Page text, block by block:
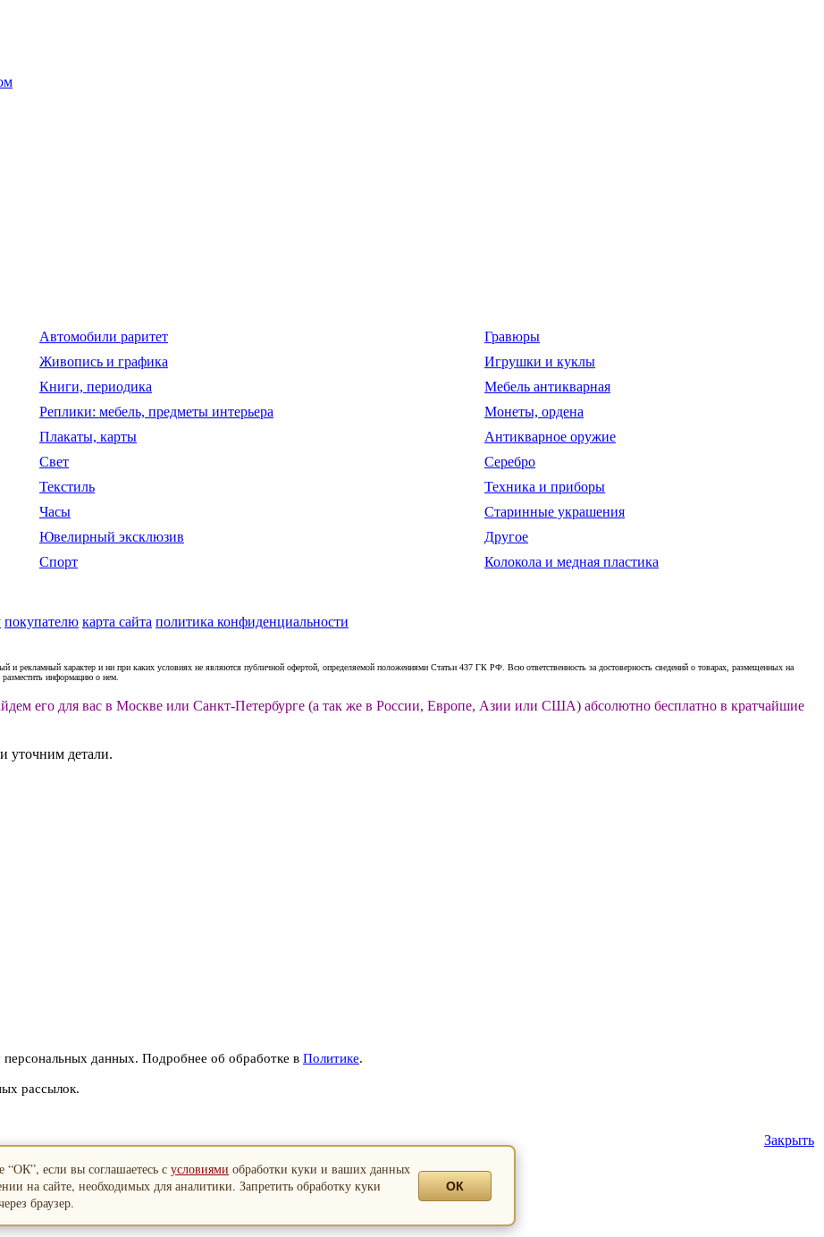
Автомобили раритет
Гравюры
Живопись и графика
Игрушки и куклы
Книги, периодика
Мебель антикварная
Реплики: мебель, предметы интерьера
Монеты, ордена
Плакаты, карты
Антикварное оружие
Свет
Серебро
Текстиль
Техника и приборы
Часы
Старинные украшения
Ювелирный эксклюзив
Другое
Спорт
Колокола и медная пластика
покупателю карта сайта политика конфиденциальности
и рекламный характер и ни при каких условиях не являются публичной офертой, определяемой положениями Статьи 437 ГК РФ. Всю ответственность за достоверность сведений о товарах, размещенных на
информацию о нем.
его для вас в Москве или Санкт-Петербурге (а так же в России, Европе, Азии или США) абсолютно бесплатно в кратчайшие
уточним детали.
персональных данных. Подробнее об обработке в Политике.
рассылок.
Закрыть
если вы соглашаетесь с условиями обработки куки и ваших данных
на сайте, необходимых для аналитики. Запретить обработку куки
браузер.
ОК